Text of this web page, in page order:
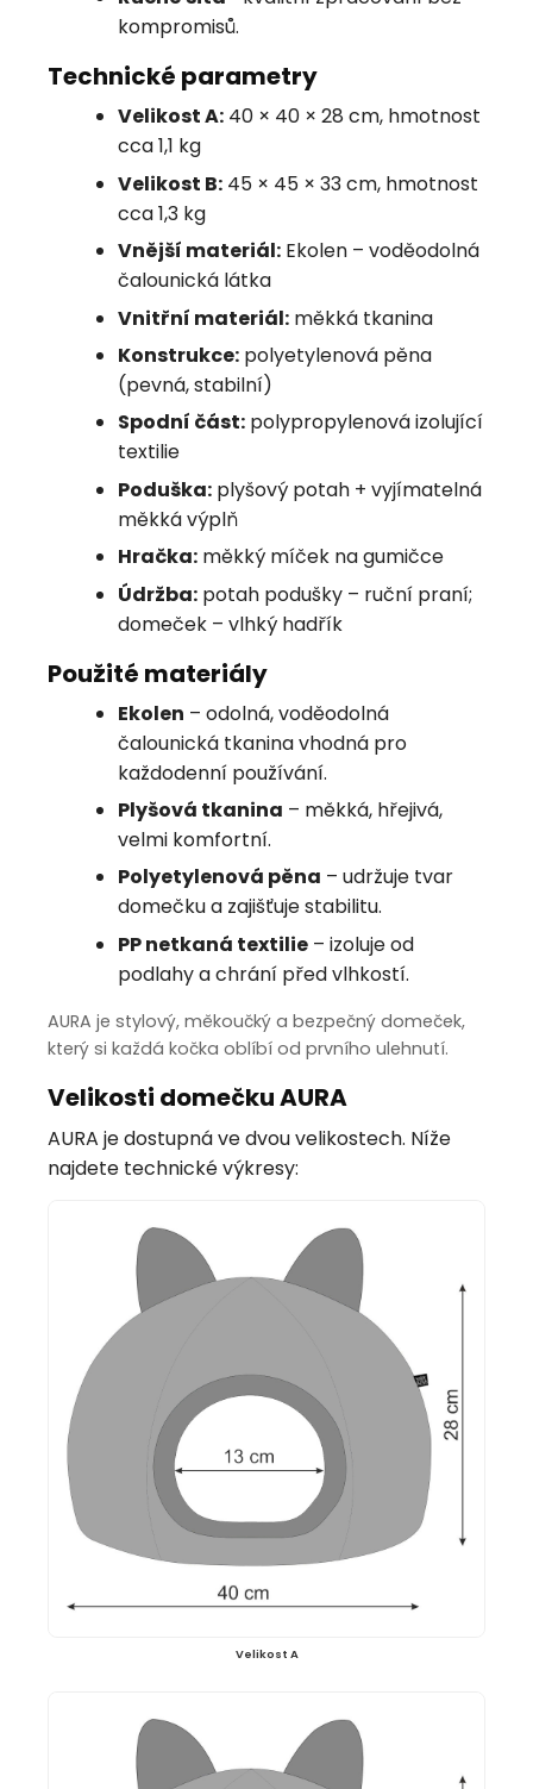
kompromisů.
Technické parametry
Velikost A: 40 × 40 × 28 cm, hmotnost
cca 1,1 kg
Velikost B: 45 × 45 × 33 cm, hmotnost
cca 1,3 kg
Vnější materiál: Ekolen – voděodolná
čalounická látka
Vnitřní materiál: měkká tkanina
Konstrukce: polyetylenová pěna
(pevná, stabilní)
Spodní část: polypropylenová izolující
textilie
Poduška: plyšový potah + vyjímatelná
měkká výplň
Hračka: měkký míček na gumičce
Údržba: potah podušky – ruční praní;
domeček – vlhký hadřík
Použité materiály
Ekolen – odolná, voděodolná
čalounická tkanina vhodná pro
každodenní používání.
Plyšová tkanina – měkká, hřejivá,
velmi komfortní.
Polyetylenová pěna – udržuje tvar
domečku a zajišťuje stabilitu.
PP netkaná textilie – izoluje od
podlahy a chrání před vlhkostí.
AURA je stylový, měkoučký a bezpečný domeček,
který si každá kočka oblíbí od prvního ulehnutí.
Velikosti domečku AURA
AURA je dostupná ve dvou velikostech. Níže
najdete technické výkresy:
Velikost A